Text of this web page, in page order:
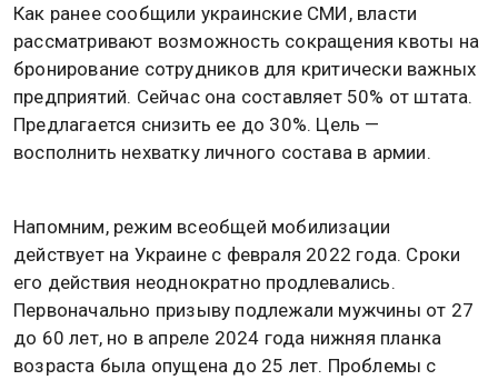
Как ранее сообщили украинские СМИ, власти
рассматривают возможность сокращения квоты на
бронирование сотрудников для критически важных
предприятий. Сейчас она составляет 50% от штата.
Предлагается снизить ее до 30%. Цель —
восполнить нехватку личного состава в армии.
Напомним, режим всеобщей мобилизации
действует на Украине с февраля 2022 года. Сроки
его действия неоднократно продлевались.
Первоначально призыву подлежали мужчины от 27
до 60 лет, но в апреле 2024 года нижняя планка
возраста была опущена до 25 лет. Проблемы с